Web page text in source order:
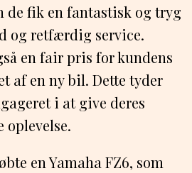
de fik en fantastisk og tryg
og retfærdig service.
en fair pris for kundens
af en ny bil. Dette tyder
i at give deres
oplevelse.
en Yamaha FZ6, som